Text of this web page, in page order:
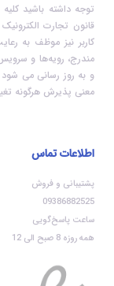
توجه داشته باشید
قانون تجارت
کاربر نیز موظف به
مندرج، رویه‏‌ها و
و به روز رسانی می
معنی پذیرش هرگونه
اطلاعات تماس
پشتیبانی و فروش
09386882525
ساعت پاسخ‌گویی
همه روزه 8 صبح الی 12